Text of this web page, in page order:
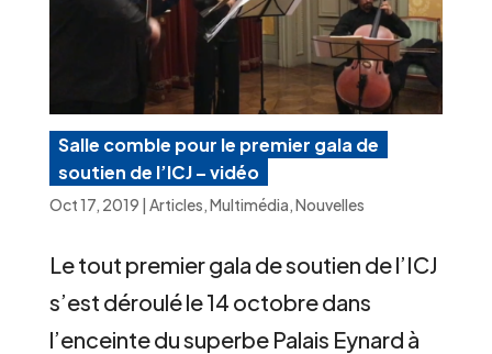
Salle comble pour le premier gala de
soutien de l’ICJ – vidéo
Oct 17, 2019 | Articles,Multimédia,Nouvelles
Le tout premier gala de soutien de l’ICJ
s’est déroulé le 14 octobre dans
l’enceinte du superbe Palais Eynard à